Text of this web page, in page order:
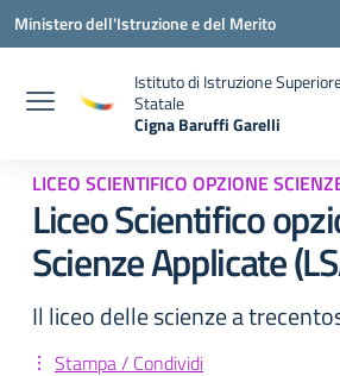
Vai ai contenuti
Vai al menu di navigazione
Vai al footer
Ministero dell'Istruzione e del Merito
Istituto di Istruzione
Statale
Cigna Baruffi Garelli
LICEO SCIENTIFICO OPZIONE
Liceo Scientifico
Scienze Applicate
Il liceo delle scienze a
Stampa / Condividi